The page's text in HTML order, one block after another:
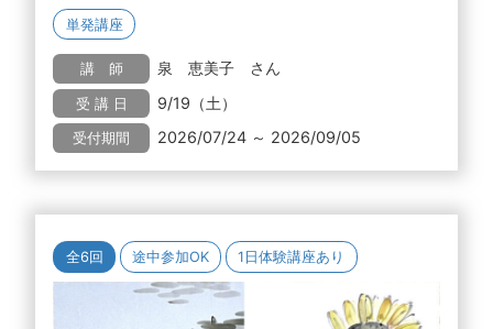
単発講座
講 師 泉 恵美子 さん
受 講 日 9/19（土）
受付期間 2026/07/24 ～ 2026/09/05
全6回 途中参加OK 1日体験講座あり